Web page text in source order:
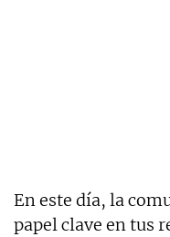
En este día, la
papel clave en tus